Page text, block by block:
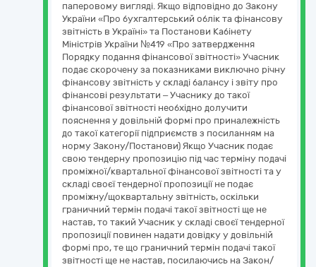
паперовому вигляді. Якщо відповідно до Закону
України «Про бухгалтерський облік та фінансову
звітність в Україні» та Постанови Кабінету
Міністрів України №419 «Про затвердження
Порядку подання фінансової звітності» Учасник
подає скорочену за показниками виключно річну
фінансову звітність у складі балансу і звіту про
фінансові результати – Учаснику до такої
фінансової звітності необхідно долучити
пояснення у довільній формі про приналежність
до такої категорії підприємств з посиланням на
норму Закону/Постанови) Якщо Учасник подає
свою тендерну пропозицію під час терміну подачі
проміжної/квартальної фінансової звітності та у
складі своєї тендерної пропозиції не подає
проміжну/щоквартальну звітність, оскільки
граничний термін подачі такої звітності ще не
настав, то такий Учасник у складі своєї тендерної
пропозиції повинен надати довідку у довільній
формі про, те що граничний термін подачі такої
звітності ще не настав, посилаючись на Закон/